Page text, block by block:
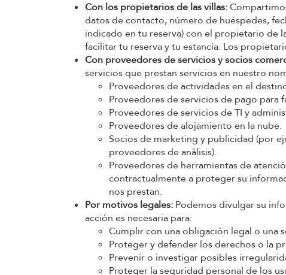
Con los propietarios de las villas:
datos de contacto, número de huéspedes,
indicado en tu reserva) con el propietario de
facilitar tu reserva y tu estancia. Los
Con proveedores de servicios y socios
servicios que prestan servicios en nuestro
Proveedores de actividades en el
Proveedores de servicios de pago para
Proveedores de servicios de TI y
Proveedores de alojamiento en la nube.
Socios de marketing y publicidad (por
proveedores de análisis).
Proveedores de herramientas de
contractualmente a proteger su
nos prestan.
Por motivos legales: Podemos divulgar su
acción es necesaria para:
Cumplir con una obligación legal o una
Proteger y defender los derechos o la
Prevenir o investigar posibles
Proteger la seguridad personal de los